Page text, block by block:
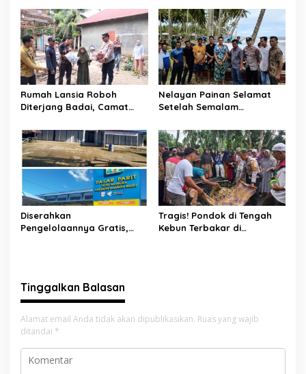
Jembatan Gantung
Bergerak
Rumah Lansia Roboh
Diterjang Badai, Camat
Tangan
Nelayan Painan Selamat
Setelah Semalam
Ditemukan Warga Lakitan
Selatan
Diserahkan
Pengelolaannya Gratis,
Tragis! Pondok di Tengah
Kebun Terbakar di
Tinggalkan Balasan
Alamat email Anda tidak akan dipublikasikan. Ruas yang wajib
ditandai *